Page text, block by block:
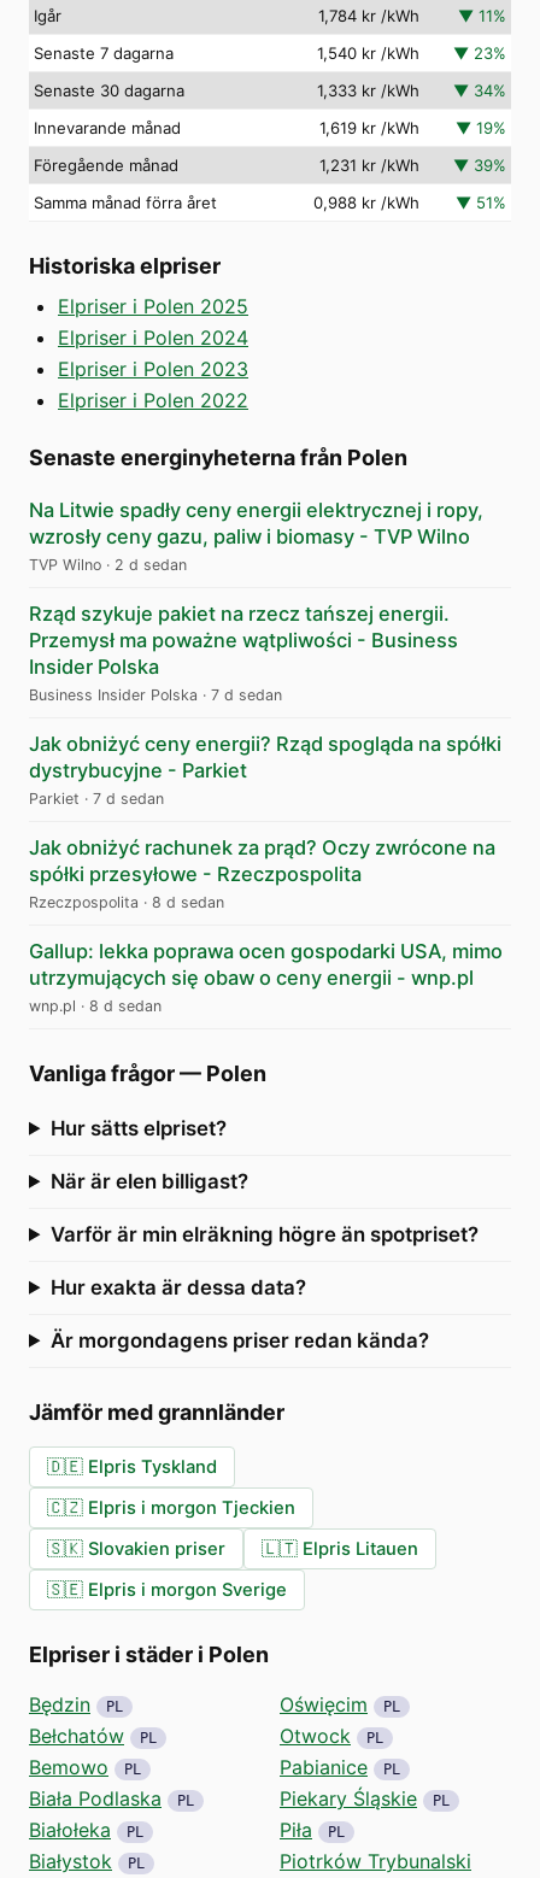
Igår 1,784 kr /kWh ▼ 11%
Senaste 7 dagarna
1,540 kr /kWh ▼ 23%
Senaste 30 dagarna
1,333 kr /kWh ▼ 34%
Innevarande månad
1,619 kr /kWh ▼ 19%
Föregående månad
1,231 kr /kWh ▼ 39%
Samma månad förra året
0,988 kr /kWh ▼ 51%
Historiska elpriser
Elpriser i Polen 2025
Elpriser i Polen 2024
Elpriser i Polen 2023
Elpriser i Polen 2022
Senaste energinyheterna från Polen
Na Litwie spadły ceny energii elektrycznej i ropy,
wzrosły ceny gazu, paliw i biomasy - TVP Wilno
TVP Wilno · 2 d sedan
Rząd szykuje pakiet na rzecz tańszej energii.
Przemysł ma poważne wątpliwości - Business
Insider Polska
Business Insider Polska · 7 d sedan
Jak obniżyć ceny energii? Rząd spogląda na spółki
dystrybucyjne - Parkiet
Parkiet · 7 d sedan
Jak obniżyć rachunek za prąd? Oczy zwrócone na
spółki przesyłowe - Rzeczpospolita
Rzeczpospolita · 8 d sedan
Gallup: lekka poprawa ocen gospodarki USA, mimo
utrzymujących się obaw o ceny energii - wnp.pl
wnp.pl · 8 d sedan
Vanliga frågor— Polen
Hur sätts elpriset?
När är elen billigast?
Varför är min elräkning högre än spotpriset?
Hur exakta är dessa data?
Är morgondagens priser redan kända?
Jämför med grannländer
🇩🇪 Elpris Tyskland
🇨🇿 Elpris i morgon Tjeckien
🇸🇰 Slovakien priser 🇱🇹 Elpris Litauen
🇸🇪 Elpris i morgon Sverige
Elpriser i städer i Polen
Będzin PL
Bełchatów PL
Bemowo PL
Biała Podlaska PL
Białołeka PL
Białystok PL
Oświęcim PL
Otwock PL
Pabianice PL
Piekary Śląskie PL
Piła PL
Piotrków Trybunalski